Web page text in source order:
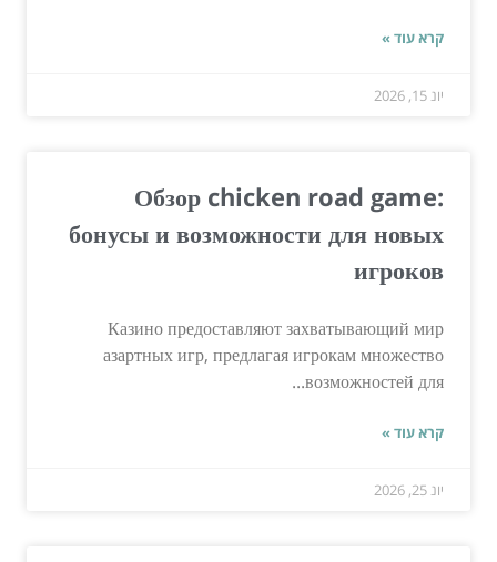
קרא עוד »
יונ 15, 2026
Обзор chicken road game:
бонусы и возможности для новых
игроков
Казино предоставляют захватывающий мир
азартных игр, предлагая игрокам множество
возможностей для...
קרא עוד »
יונ 25, 2026